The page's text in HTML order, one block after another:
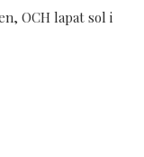
OCH lapat sol i